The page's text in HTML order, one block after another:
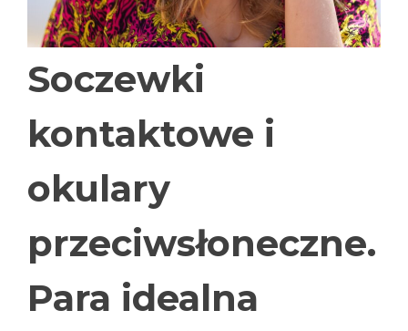
Soczewki
kontaktowe i
okulary
przeciwsłoneczne.
Para idealna